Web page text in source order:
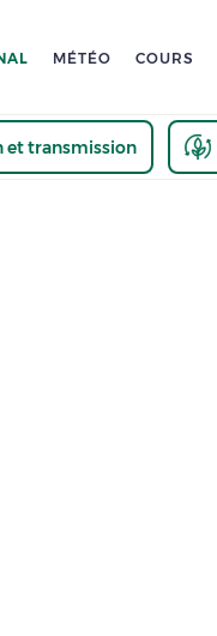
MÉTÉO COURS
et transmission